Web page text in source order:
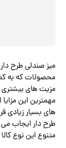
میز صندلی طرح
محصولات که به
مزیت های بیشتری
مهمترین این
های بسیار زیادی
طرح دار ایجاب می
متنوع این نوع